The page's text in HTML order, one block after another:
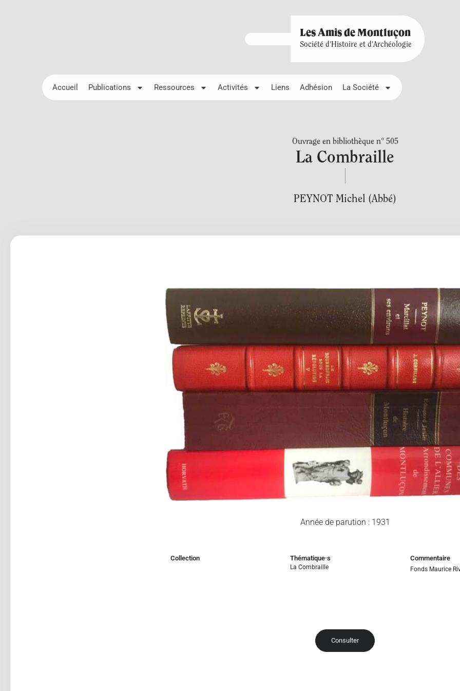
Les Amis de Montluçon
Société d'Histoire et d'Archéologie
Accueil Publications Ressources Activités Liens Adhésion La Société
Ouvrage en bibliothèque n° 505
La Combraille
PEYNOT Michel (Abbé)
Année de parution : 1931
Collection Thématique·s
La Combraille
Commentaire
Fonds Maurice
Consulter